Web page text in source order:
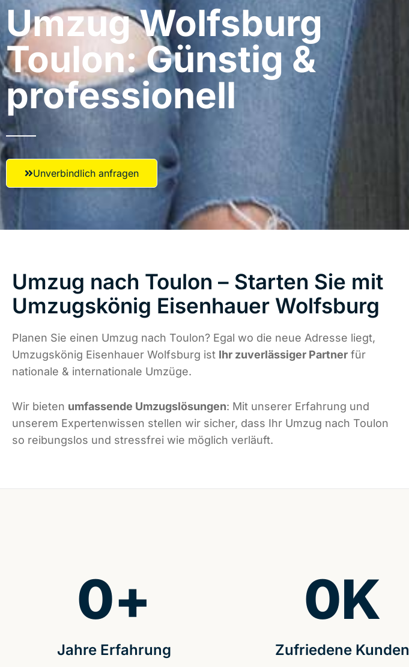
Umzug Wolfsburg​
Toulon: Günstig &
professionell​
Unverbindlich anfragen
Umzug nach Toulon – Starten Sie mit
Umzugskönig Eisenhauer Wolfsburg
Planen Sie einen Umzug nach Toulon? Egal wo die neue Adresse liegt,
Umzugskönig Eisenhauer Wolfsburg ist Ihr zuverlässiger Partner für
nationale & internationale Umzüge.
Wir bieten umfassende Umzugslösungen: Mit unserer Erfahrung und
unserem Expertenwissen stellen wir sicher, dass Ihr Umzug nach Toulon
so reibungslos und stressfrei wie möglich verläuft.
Jahre Erfahrung
0+
Zufriedene Kunden
0K